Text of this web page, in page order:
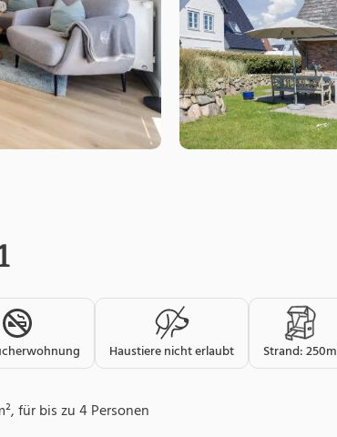
Haustiere nicht erlaubt Strand: 250m
für bis zu 4 Personen